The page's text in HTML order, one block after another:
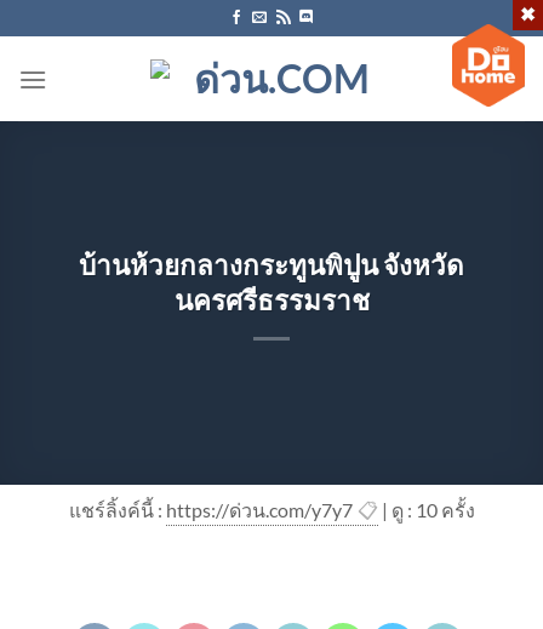
ไป
บ้านห้วยกลางกระทูนพิปูน จังหวัด
นครศรีธรรมราช
แชร์ลิ้งค์นี้ : https://ด่วน.com/y7y7 📋 | ดู : 10ครั้ง